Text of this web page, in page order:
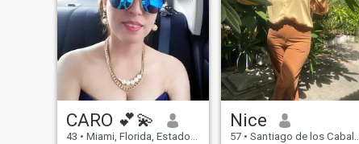
CARO 💕💫
43 • Miami, Florida, Estados Unidos
Nice
57 • Santiago de los Caballeros, Santiago, Rep. Dominicana